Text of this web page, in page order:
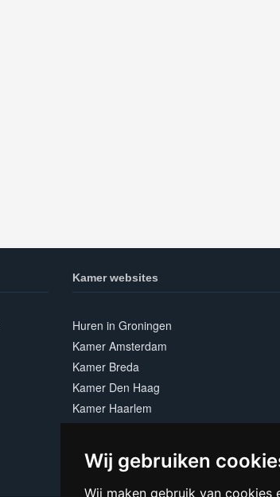
Wij gebruiken
Wij maken gebruik van
Kamer websites
Huren in Groningen
Kamer Amsterdam
Kamer Breda
Kamer Den Haag
Kamer Haarlem
Kamer Nijmegen
Kamer Utrecht